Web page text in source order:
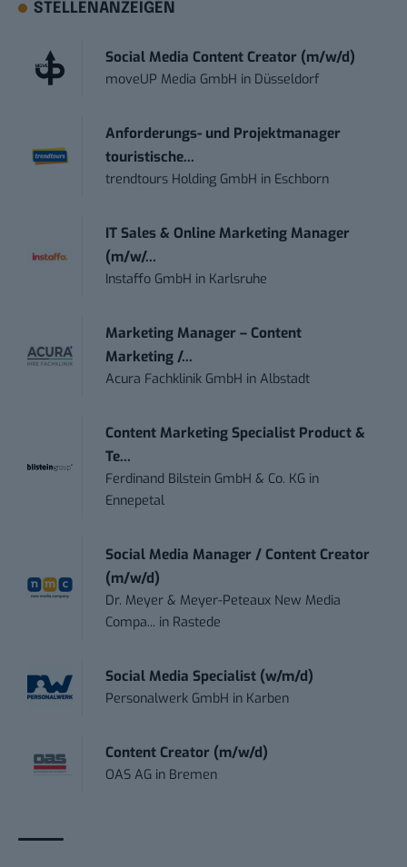
STELLENANZEIGEN
Social Media Content Creator (m/w/d)
moveUP Media GmbH in Düsseldorf
Anforderungs- und Projektmanager
touristische...
trendtours Holding GmbH in Eschborn
IT Sales & Online Marketing Manager
(m/w/...
Instaffo GmbH in Karlsruhe
Marketing Manager – Content
Marketing /...
Acura Fachklinik GmbH inAlbstadt
Content Marketing Specialist Product &
Te...
Ferdinand Bilstein GmbH & Co. KG in
Ennepetal
Social Media Manager / Content Creator
(m/w/d)
Dr. Meyer & Meyer-Peteaux New Media
Compa... in Rastede
Social Media Specialist (w/m/d)
Personalwerk GmbH in Karben
Content Creator (m/w/d)
OAS AG in Bremen